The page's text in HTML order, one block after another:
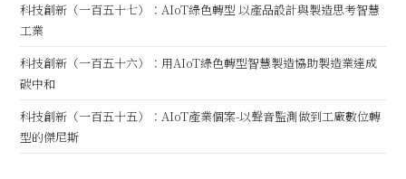
科技創新（一百五十七）：AIoT綠色轉型 以產品設計與製造思考智慧
工業
科技創新（一百五十六）：用AIoT綠色轉型智慧製造協助製造業達成
碳中和
科技創新（一百五十五）：AIoT產業個案-以聲音監測做到工廠數位轉
型的傑尼斯